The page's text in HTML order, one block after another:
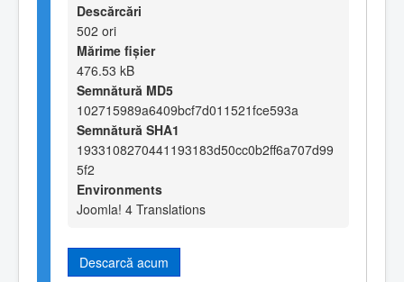
Descărcări
502 ori
Mărime fișier
476.53 kB
Semnătură MD5
102715989a6409bcf7d011521fce593a
Semnătură SHA1
1933108270441193183d50cc0b2ff6a707d99
5f2
Environments
Joomla! 4 Translations
Descarcă acum